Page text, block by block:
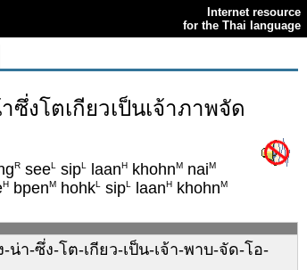
Internet resource
for the Thai language
งโตเกียวเป็นเจ้าภาพจัด
R seeL sipL laanH khohnM naiM
H bpenM hohkL sipL laanH khohnM
า-ซึ่ง-โต-เกียว-เป็น-เจ้า-พาบ-จัด-โอ-